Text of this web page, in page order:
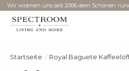
Wir widmen uns seit 2006 dem Schönen
Startseite / Royal Baguete